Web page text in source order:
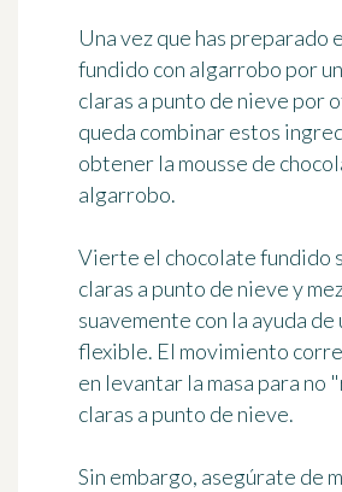
Una vez que has preparado
fundido con algarrobo por
claras a punto de nieve por
queda combinar estos
obtener la mousse de
algarrobo.
Vierte el chocolate fundido
claras a punto de nieve y
suavemente con la ayuda de
flexible. El movimiento
en levantar la masa para no
claras a punto de nieve.
Sin embargo, asegúrate de